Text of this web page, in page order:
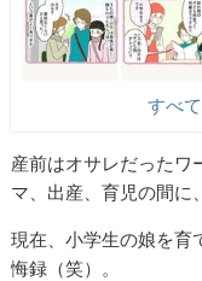
すべ
産前はオサレだったワ
マ、出産、育児の間に
現在、小学生の娘を育
悔録（笑）。